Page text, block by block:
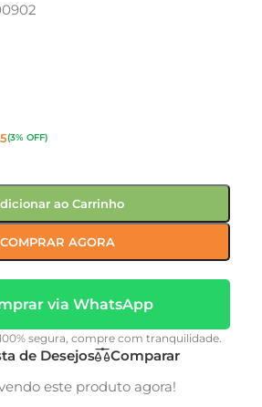
(3% OFF)
ao Carrinho
COMPRAR AGORA
via WhatsApp
segura, compre com tranquilidade.
de Desejos
Comparar
este produto agora!